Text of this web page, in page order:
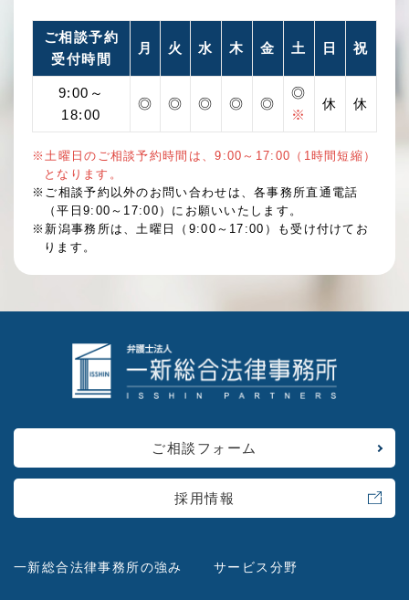
ご相談予約
受付時間
月 火 水 木 金 土 日 祝
9:00～
18:00
◎ ◎ ◎ ◎ ◎
◎
※
休 休
※土曜日のご相談予約時間は、9:00～17:00（1時間短縮）
となります。
※ご相談予約以外のお問い合わせは、各事務所直通電話
（平日9:00～17:00）にお願いいたします。
※新潟事務所は、土曜日（9:00～17:00）も受け付けてお
ります。
ご相談フォーム
採用情報
一新総合法律事務所の強み サービス分野